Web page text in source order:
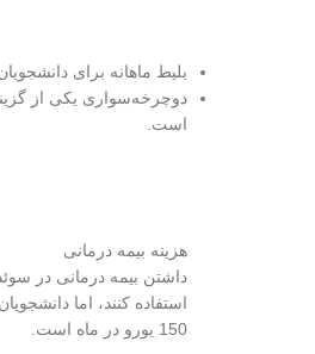
بلیط ماهانه برای دانشجویان: 40 تا 70
دوچرخه‌سواری یکی از
است.
هزینه بیمه درمانی
150 یورو در ماه است.